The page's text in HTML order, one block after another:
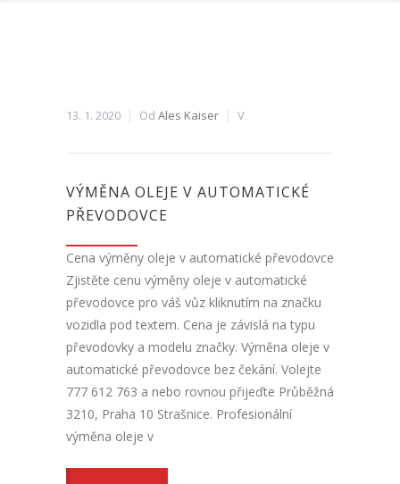
13. 1. 2020 Od Ales Kaiser V
VÝMĚNA OLEJE V AUTOMATICKÉ
PŘEVODOVCE
Cena výměny oleje v automatické převodovce
Zjistěte cenu výměny oleje v automatické
převodovce pro váš vůz kliknutím na značku
vozidla pod textem. Cena je závislá na typu
převodovky a modelu značky. Výměna oleje v
automatické převodovce bez čekání. Volejte
777 612 763 a nebo rovnou přijeďte Průběžná
3210, Praha 10 Strašnice. Profesionální
výměna oleje v